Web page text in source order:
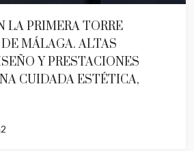
LA PRIMERA TORRE
MÁLAGA. ALTAS
Y PRESTACIONES
CUIDADA ESTÉTICA,